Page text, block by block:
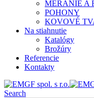
MERANIE A
POHONY
KOVOVÉ
Na stiahnutie
Katalógy
Brožúry
Referencie
Kontakty
Search